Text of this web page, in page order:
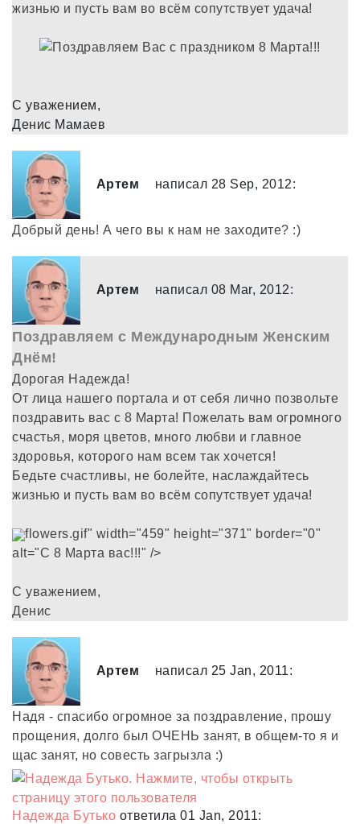
жизнью и пусть вам во всём сопутствует удача!
С уважением,
Денис Мамаев
Артем написал 28 Sep, 2012:
Добрый день! А чего вы к нам не заходите? :)
Артем написал 08 Mar, 2012:
Поздравляем с Международным Женским
Днём!
Дорогая Надежда!
От лица нашего портала и от себя лично позвольте
поздравить вас с 8 Марта! Пожелать вам огромного
счастья, моря цветов, много любви и главное
здоровья, которого нам всем так хочется!
Бедьте счастливы, не болейте, наслаждайтесь
жизнью и пусть вам во всём сопутствует удача!
flowers.gif" width="459" height="371" border="0"
alt="С 8 Марта вас!!!" />
С уважением,
Денис
Артем написал 25 Jan, 2011:
Надя - спасибо огромное за поздравление, прошу
прощения, долго был ОЧЕНЬ занят, в общем-то я и
щас занят, но совесть загрызла :)
Надежда Бутько ответила 01 Jan, 2011: